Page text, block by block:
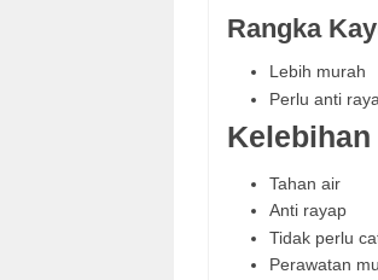
Rangka
Lebih murah
Perlu anti
Tahan air
Anti rayap
Tidak perlu
Perawatan